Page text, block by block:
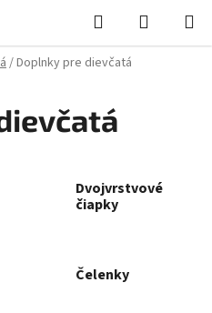
Hľadať
KOŠÍK
/Doplnky pre dievčatá
Dvojvrstvové
čiapky
Čelenky